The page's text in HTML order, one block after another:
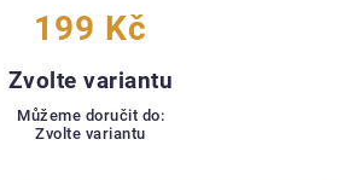
199 Kč
Zvolte variantu
Můžeme doručit do:
Zvolte variantu